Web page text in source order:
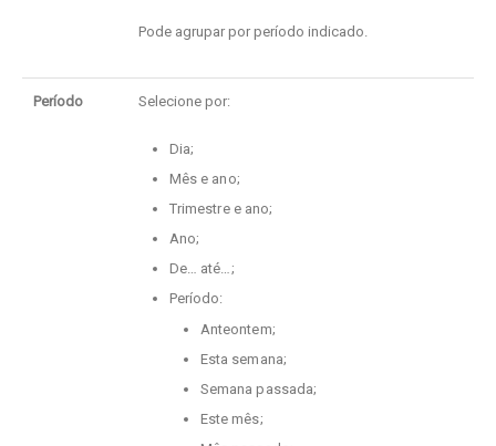
Pode agrupar por período indicado.
Período Selecione por:
Dia;
Mês e ano;
Trimestre e ano;
Ano;
De… até…;
Período:
Anteontem;
Esta semana;
Semana passada;
Este mês;